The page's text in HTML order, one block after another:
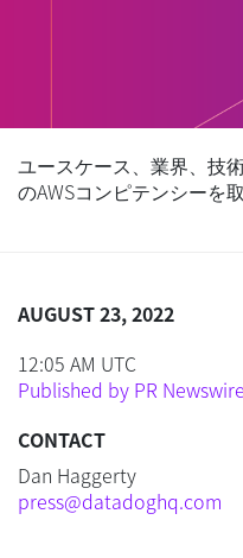
ユースケース、業界、技
のAWSコンピテンシーを
AUGUST 23, 2022
12:05 AM UTC
Published by PR Newswire
CONTACT
Dan Haggerty
press@datadoghq.com